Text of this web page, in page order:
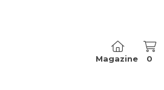
Magazine 0